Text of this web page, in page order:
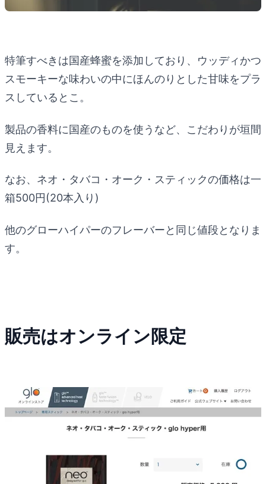
特筆すべきは国産蜂蜜を添加しており、ウッディかつ
スモーキーな味わいの中にほんのりとした甘味をプラ
スしているとこ。
製品の香料に国産のものを使うなど、こだわりが垣間
見えます。
なお、ネオ・タバコ・オーク・スティックの価格は一
箱500円(20本入り)
他のグローハイパーのフレーバーと同じ値段となりま
す。
販売はオンライン限定